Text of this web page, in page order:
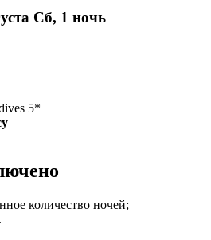
Сб, 1 ночь
5*
количество ночей;